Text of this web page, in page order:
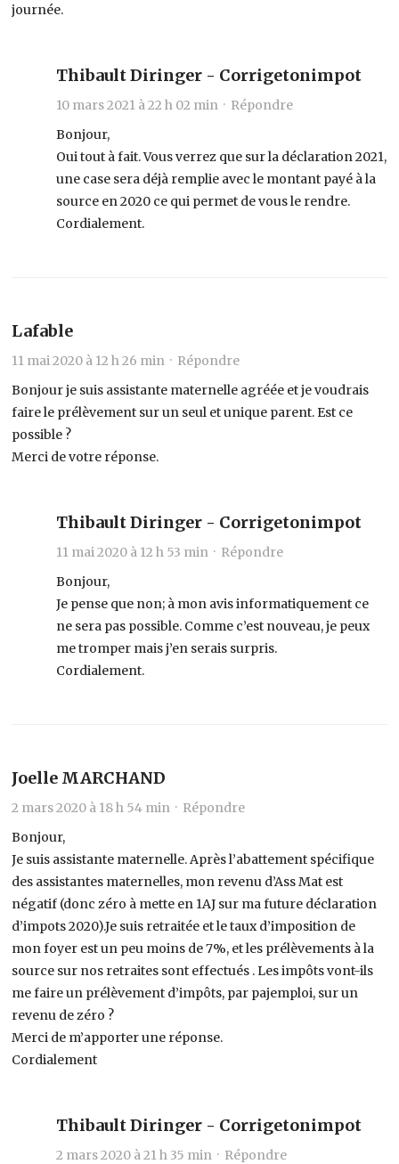
journée.
Thibault Diringer - Corrigetonimpot
10 mars 2021 à 22 h 02 min · Répondre
Bonjour,
Oui tout à fait. Vous verrez que sur la déclaration 2021,
une case sera déjà remplie avec le montant payé à la
source en 2020 ce qui permet de vous le rendre.
Cordialement.
Lafable
11 mai 2020 à 12 h 26 min · Répondre
Bonjour je suis assistante maternelle agréée et je voudrais
faire le prélèvement sur un seul et unique parent. Est ce
possible ?
Merci de votre réponse.
Thibault Diringer - Corrigetonimpot
11 mai 2020 à 12 h 53 min · Répondre
Bonjour,
Je pense que non; à mon avis informatiquement ce
ne sera pas possible. Comme c’est nouveau, je peux
me tromper mais j’en serais surpris.
Cordialement.
Joelle MARCHAND
2 mars 2020 à 18 h 54 min · Répondre
Bonjour,
Je suis assistante maternelle. Après l’abattement spécifique
des assistantes maternelles, mon revenu d’Ass Mat est
négatif (donc zéro à mette en 1AJ sur ma future déclaration
d’impots 2020).Je suis retraitée et le taux d’imposition de
mon foyer est un peu moins de 7%, et les prélèvements à la
source sur nos retraites sont effectués . Les impôts vont-ils
me faire un prélèvement d’impôts, par pajemploi, sur un
revenu de zéro ?
Merci de m’apporter une réponse.
Cordialement
Thibault Diringer - Corrigetonimpot
2 mars 2020 à 21 h 35 min · Répondre